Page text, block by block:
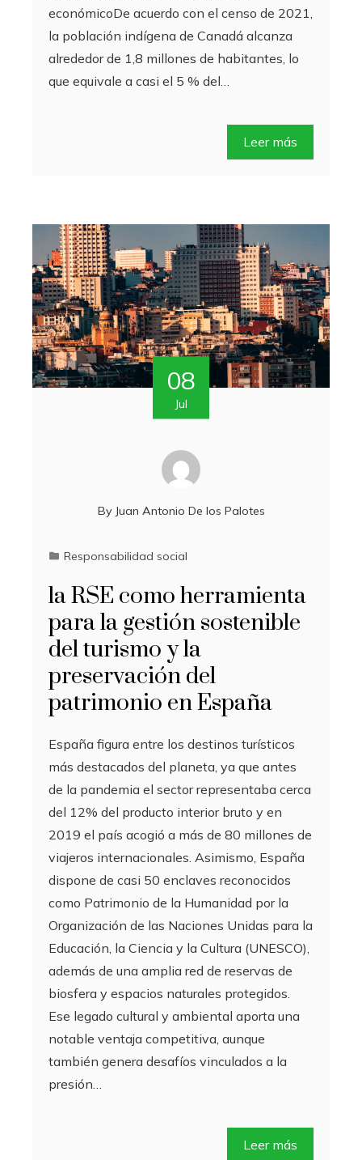
económicoDe acuerdo con el censo de 2021,
la población indígena de Canadá alcanza
alrededor de 1,8 millones de habitantes, lo
que equivale a casi el 5 % del…
Leer más
08
Jul
By Juan Antonio De los Palotes
Responsabilidad social
la RSE como herramienta
para la gestión sostenible
del turismo y la
preservación del
patrimonio en España
España figura entre los destinos turísticos
más destacados del planeta, ya que antes
de la pandemia el sector representaba cerca
del 12% del producto interior bruto y en
2019 el país acogió a más de 80 millones de
viajeros internacionales. Asimismo, España
dispone de casi 50 enclaves reconocidos
como Patrimonio de la Humanidad por la
Organización de las Naciones Unidas para la
Educación, la Ciencia y la Cultura (UNESCO),
además de una amplia red de reservas de
biosfera y espacios naturales protegidos.
Ese legado cultural y ambiental aporta una
notable ventaja competitiva, aunque
también genera desafíos vinculados a la
presión…
Leer más